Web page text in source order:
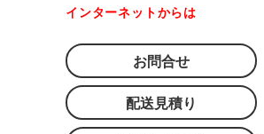
インターネットからは
お問合せ
配送見積り